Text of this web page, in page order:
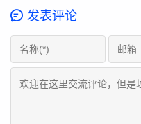
发表评论